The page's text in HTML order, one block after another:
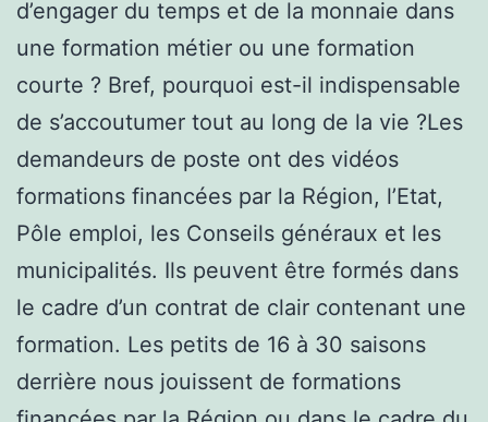
d’engager du temps et de la monnaie dans
une formation métier ou une formation
courte ? Bref, pourquoi est-il indispensable
de s’accoutumer tout au long de la vie ?Les
demandeurs de poste ont des vidéos
formations financées par la Région, l’Etat,
Pôle emploi, les Conseils généraux et les
municipalités. Ils peuvent être formés dans
le cadre d’un contrat de clair contenant une
formation. Les petits de 16 à 30 saisons
derrière nous jouissent de formations